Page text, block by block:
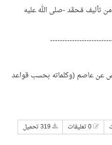
تأليف مُحمَّد -صلى الله عليه
عن عاصم (وكلماته بحسب قواعد